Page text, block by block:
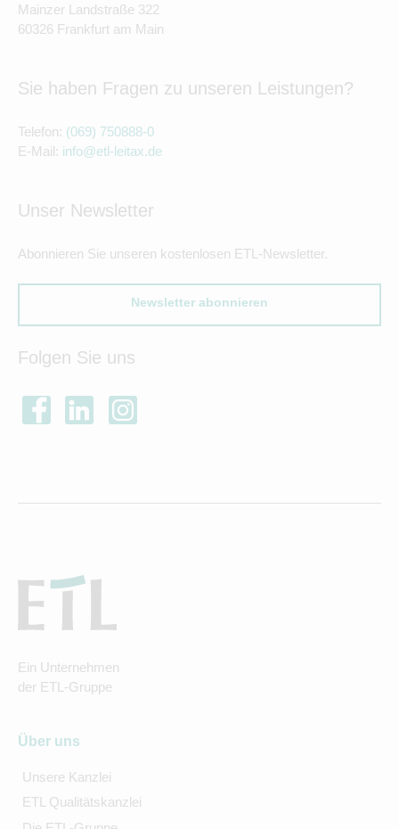
Mainzer Landstraße 322
60326 Frankfurt am Main
Sie haben Fragen zu unseren Leistungen?
Telefon: (069) 750888-0
E-Mail: info@etl-leitax.de
Unser Newsletter
Abonnieren Sie unseren kostenlosen ETL-Newsletter.
Newsletter abonnieren
Folgen Sie uns
Ein Unternehmen
der ETL-Gruppe
Über uns
Unsere Kanzlei
ETL Qualitätskanzlei